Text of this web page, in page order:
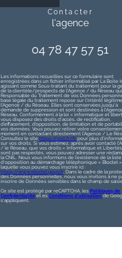
contacter
l'agence
04 78 47 57 51
Les informations recueillies sur ce formulaire sont
enregistrées dans un fichier informatisé par La Boite
agissant comme Sous-traitant du traitement pour la
de la clientèle/prospects de l'Agence / du Réseau
Responsable du Traitement de vos Données
base légale du traitement repose sur l'intérêt
l'Agence / du Réseau. Elles sont conservées jusqu'à
demande de suppression et sont destinées à
Réseau. Conformément à la loi « informatique et
vous disposez des droits d’accès, de rectification,
d’effacement, d’opposition, de limitation et de
vos données. Vous pouvez retirer votre
moment en contactant directement l’Agence / Le
Consultez le site https://cnil.fr/fr pour plus
sur vos droits. Si vous estimez, après avoir contacté
/ le Réseau, que vos droits « Informatique et
sont pas respectés, vous pouvez adresser une
la CNIL. Nous vous informons de l’existence de la liste
d'opposition au démarchage téléphonique « Bloctel
laquelle vous pouvez vous inscrire ici :
https://www.bloctel.gouv.fr. Dans le cadre de la
des Données personnelles, nous vous invitons à ne
inscrire de Données sensibles dans le champ de
Ce site est protégé par reCAPTCHA, les Politiques de
Confidentialité et esConditions d'utilisation de
s'appliquent.